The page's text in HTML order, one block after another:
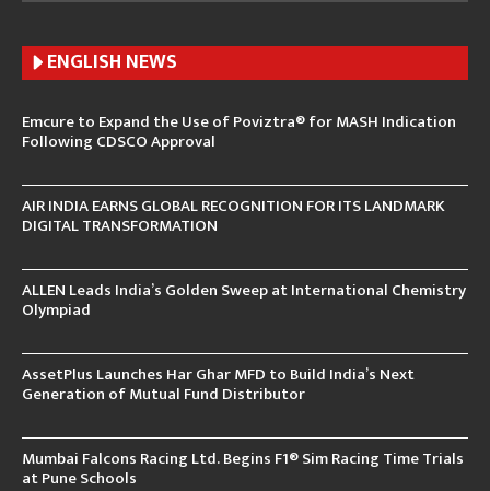
ENGLISH NEWS
Emcure to Expand the Use of Poviztra® for MASH Indication
Following CDSCO Approval
AIR INDIA EARNS GLOBAL RECOGNITION FOR ITS LANDMARK
DIGITAL TRANSFORMATION
ALLEN Leads India’s Golden Sweep at International Chemistry
Olympiad
AssetPlus Launches Har Ghar MFD to Build India’s Next
Generation of Mutual Fund Distributor
Mumbai Falcons Racing Ltd. Begins F1® Sim Racing Time Trials
at Pune Schools